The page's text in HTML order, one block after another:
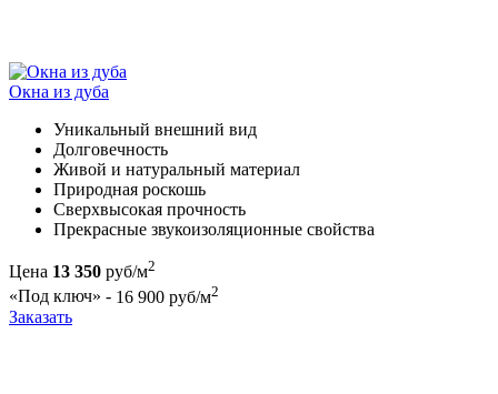
Окна из дуба
Уникальный внешний вид
Долговечность
Живой и натуральный материал
Природная роскошь
Сверхвысокая прочность
Прекрасные звукоизоляционные свойства
Цена 13 350 руб/м2
«Под ключ» - 16 900 руб/м2
Заказать